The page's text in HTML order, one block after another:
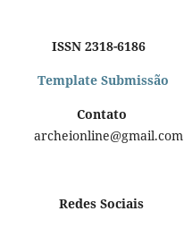
ISSN 2318-6186
Template Submissão
Contato
archeionline@gmail.com
Redes Sociais